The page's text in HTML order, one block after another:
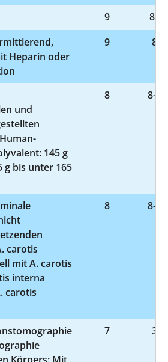
9
8-
Heparin oder
9 8-
und
145 g
g bis unter 165
8 8-
carotis
mit A. carotis
interna
carotis
8 8-
7 3-